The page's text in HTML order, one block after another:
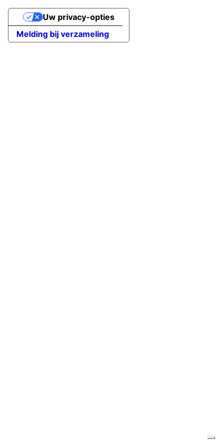
Melding bij verzameling
Uw privacy-opties